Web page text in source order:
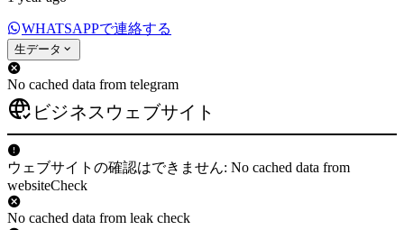
WHATSAPPで連絡する
生データ
No cached data from telegram
ビジネスウェブサイト
ウェブサイトの確認はできません: No cached data from
websiteCheck
No cached data from leak check